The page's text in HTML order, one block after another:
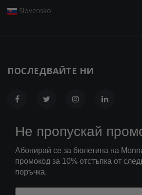
Slovensko
ПОСЛЕДВАЙТЕ НИ
Не пропускай
Абонирай се за бюлетина на
промокод за 10% отстъпка от
поръчка.